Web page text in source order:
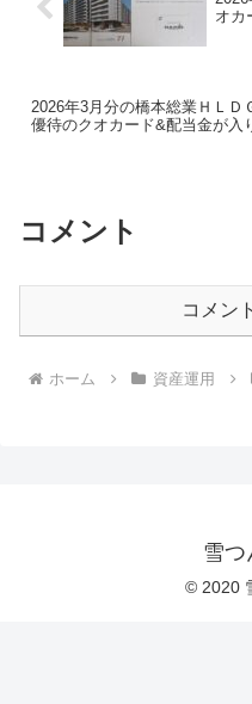
オカ
2026年3月分の橋本総業ＨＬＤ
優待のクオカード&配当金が入
コメント
コメン
ホーム 資産運用
雪つ
© 2020